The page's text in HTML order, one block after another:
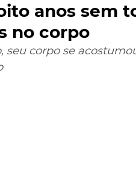
anos sem
no corpo
seu corpo se